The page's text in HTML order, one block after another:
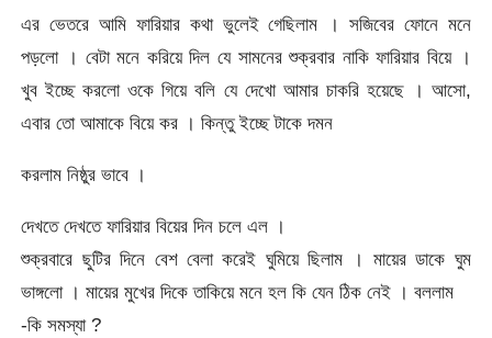
এর ভেতরে আমি ফারিয়ার কথা ভুলেই গেছিলাম । সজিবের ফোনে মনে
পড়লো । বেটা মনে করিয়ে দিল যে সামনের শুক্রবার নাকি ফারিয়ার বিয়ে ।
খুব ইচ্ছে করলো ওকে গিয়ে বলি যে দেখো আমার চাকরি হয়েছে । আসো,
এবার তো আমাকে বিয়ে কর । কিন্তু ইচ্ছে টাকে দমন
করলাম নিষ্ঠুর ভাবে ।
দেখতে দেখতে ফারিয়ার বিয়ের দিন চলে এল ।
শুক্রবারে ছুটির দিনে বেশ বেলা করেই ঘুমিয়ে ছিলাম । মায়ের ডাকে ঘুম
ভাঙ্গলো । মায়ের মুখের দিকে তাকিয়ে মনে হল কি যেন ঠিক নেই । বললাম
-কি সমস্যা ?